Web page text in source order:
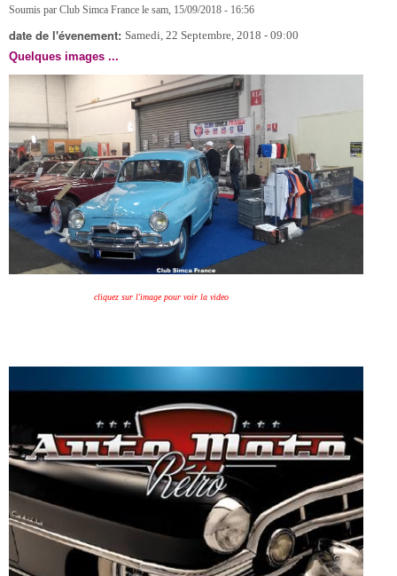
Soumis par Club Simca France le sam, 15/09/2018 - 16:56
date de l'évenement: Samedi, 22 Septembre, 2018 - 09:00
Quelques images ...
cliquez sur l'image pour voir la video